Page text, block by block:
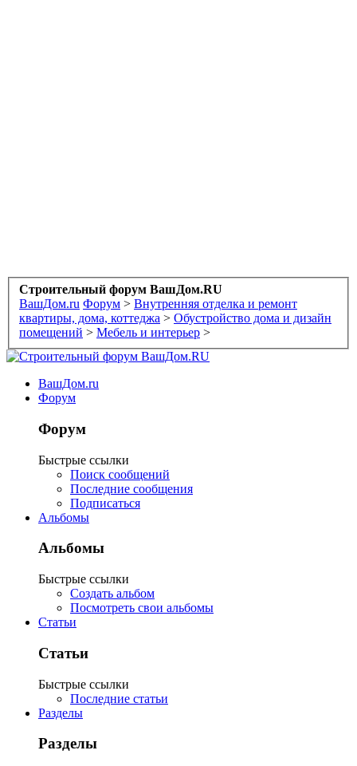
Строительный форум ВашДом.RU
ВашДом.ru Форум > Внутренняя отделка и ремонт
квартиры, дома, коттеджа > Обустройство дома и дизайн
помещений > Мебель и интерьер >
ВашДом.ru
Форум
Форум
Быстрые ссылки
Поиск сообщений
Последние сообщения
Подписаться
Альбомы
Альбомы
Быстрые ссылки
Создать альбом
Посмотреть свои альбомы
Статьи
Статьи
Быстрые ссылки
Последние статьи
Разделы
Разделы